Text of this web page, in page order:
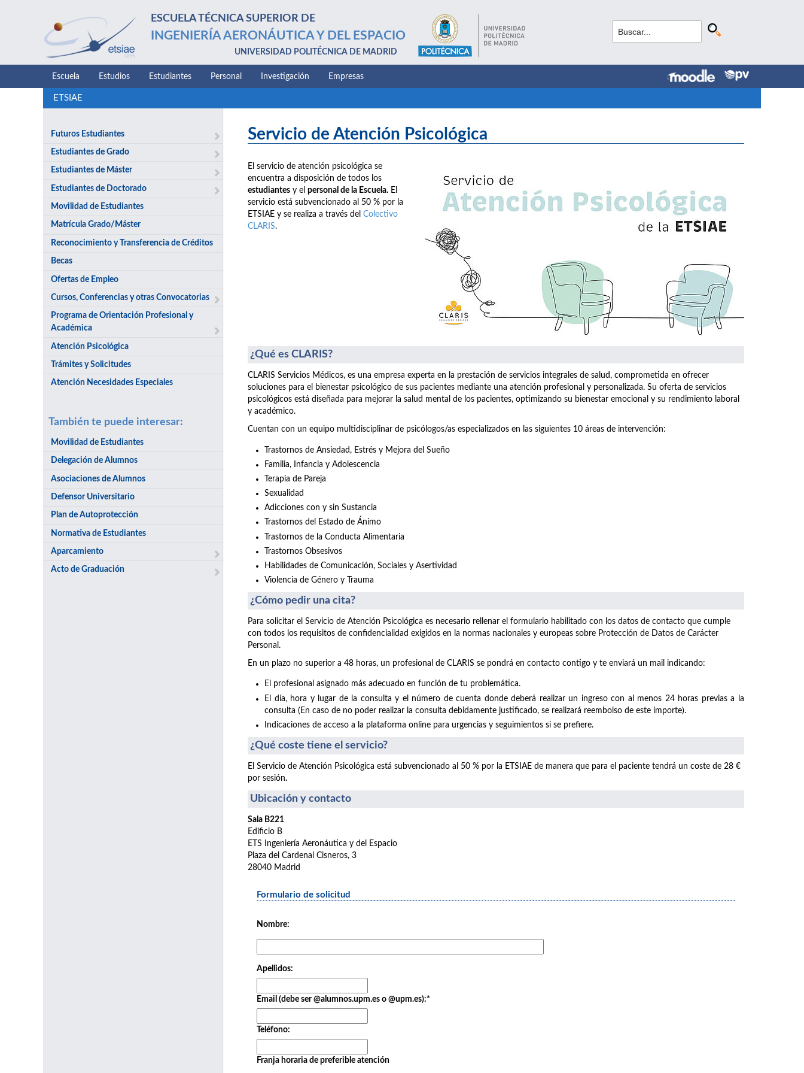
ESCUELA TÉCNICA SUPERIOR DE
INGENIERÍA AERONÁUTICA Y DEL ESPACIO
UNIVERSIDAD POLITÉCNICA DE MADRID
Escuela Estudios Estudiantes Personal Investigación Empresas
ETSIAE
Futuros Estudiantes
Estudiantes de Grado
Estudiantes de Máster
Estudiantes de Doctorado
Movilidad de Estudiantes
Matrícula Grado/Máster
Reconocimiento y Transferencia de Créditos
Becas
Ofertas de Empleo
Cursos, Conferencias y otras Convocatorias
Programa de Orientación Profesional y
Académica
Atención Psicológica
Trámites y Solicitudes
Atención Necesidades Especiales
También te puede interesar:
Movilidad de Estudiantes
Delegación de Alumnos
Asociaciones de Alumnos
Defensor Universitario
Plan de Autoprotección
Normativa de Estudiantes
Aparcamiento
Acto de Graduación
Servicio de Atención Psicológica
El servicio de atención psicológica se
encuentra a disposición de todos los
estudiantes y el personal de la Escuela. El
servicio está subvencionado al 50 % por la
ETSIAE y se realiza a través del Colectivo
CLARIS.
¿Qué es CLARIS?
CLARIS Servicios Médicos, es una empresa experta en la prestación de servicios integrales de salud, comprometida en ofrecer
soluciones para el bienestar psicológico de sus pacientes mediante una atención profesional y personalizada. Su oferta de servicios
psicológicos está diseñada para mejorar la salud mental de los pacientes, optimizando su bienestar emocional y su rendimiento laboral
y académico.
Cuentan con un equipo multidisciplinar de psicólogos/as especializados en las siguientes 10 áreas de intervención:
Trastornos de Ansiedad, Estrés y Mejora del Sueño
Familia, Infancia y Adolescencia
Terapia de Pareja
Sexualidad
Adicciones con y sin Sustancia
Trastornos del Estado de Ánimo
Trastornos de la Conducta Alimentaria
Trastornos Obsesivos
Habilidades de Comunicación, Sociales y Asertividad
Violencia de Género y Trauma
¿Cómo pedir una cita?
Para solicitar el Servicio de Atención Psicológica es necesario rellenar el formulario habilitado con los datos de contacto que cumple
con todos los requisitos de confidencialidad exigidos en la normas nacionales y europeas sobre Protección de Datos de Carácter
Personal.
En un plazo no superior a 48 horas, un profesional de CLARIS se pondrá en contacto contigo y te enviará un mail indicando:
El profesional asignado más adecuado en función de tu problemática.
El día, hora y lugar de la consulta y el número de cuenta donde deberá realizar un ingreso con al menos 24 horas previas a la
consulta (En caso de no poder realizar la consulta debidamente justificado, se realizará reembolso de este importe).
Indicaciones de acceso a la plataforma online para urgencias y seguimientos si se prefiere.
¿Qué coste tiene el servicio?
El Servicio de Atención Psicológica está subvencionado al 50 % por la ETSIAE de manera que para el paciente tendrá un coste de 28 €
por sesión.
Ubicación y contacto
Sala B221
Edificio B
ETS Ingeniería Aeronáutica y del Espacio
Plaza del Cardenal Cisneros, 3
28040 Madrid
Formulario de solicitud
Nombre:
Apellidos:
Email (debe ser @alumnos.upm.es o @upm.es):*
Teléfono:
Franja horaria de preferible atención